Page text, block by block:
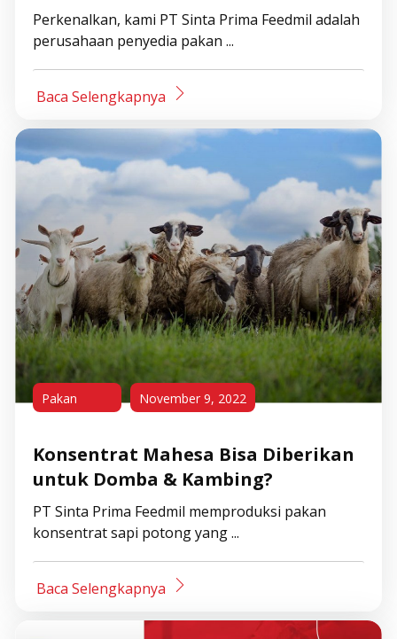
Perkenalkan, kami PT Sinta Prima Feedmil adalah
perusahaan penyedia pakan ...
Baca Selengkapnya
Pakan November 9, 2022
Konsentrat Mahesa Bisa Diberikan
untuk Domba & Kambing?
PT Sinta Prima Feedmil memproduksi pakan
konsentrat sapi potong yang ...
Baca Selengkapnya